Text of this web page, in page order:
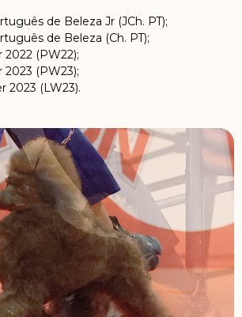
de Beleza Jr (JCh. PT);
de Beleza (Ch. PT);
(PW22);
(PW23);
2023 (LW23).